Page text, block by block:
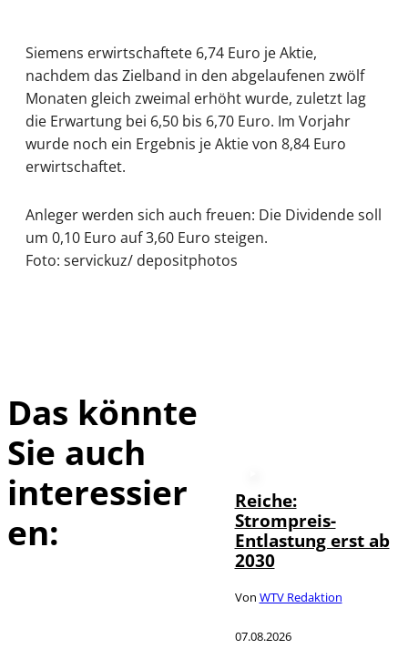
Siemens erwirtschaftete 6,74 Euro je Aktie,
nachdem das Zielband in den abgelaufenen zwölf
Monaten gleich zweimal erhöht wurde, zuletzt lag
die Erwartung bei 6,50 bis 6,70 Euro. Im Vorjahr
wurde noch ein Ergebnis je Aktie von 8,84 Euro
erwirtschaftet.
Anleger werden sich auch freuen: Die Dividende soll
um 0,10 Euro auf 3,60 Euro steigen.
Foto: servickuz/ depositphotos
Das könnte
Sie auch
interessier
en:
Reiche:
Strompreis-
Entlastung erst ab
2030
Von WTV Redaktion
07.08.2026